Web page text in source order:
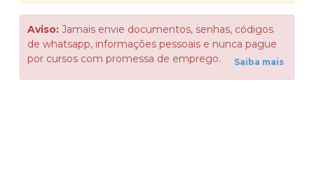
Aviso: Jamais envie documentos, senhas, códigos
de whatsapp, informações pessoais e nunca pague
por cursos com promessa de emprego.
Saiba mais